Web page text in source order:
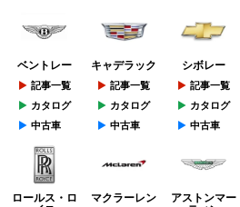
ベントレー
記事一覧
カタログ
中古車
キャデラック
記事一覧
カタログ
中古車
シボレー
記事一覧
カタログ
中古車
ロールス・ロ
マクラーレン
アストンマー